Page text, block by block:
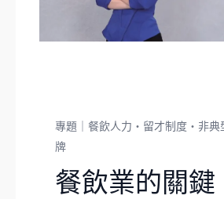
專題｜餐飲人力・留才制度・非典
牌
餐飲業的關鍵